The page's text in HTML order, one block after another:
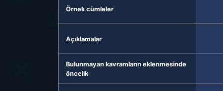
Örnek cümleler
Açıklamalar
Bulunmayan kavramların eklenmesinde
öncelik